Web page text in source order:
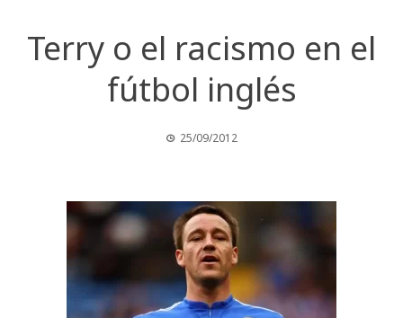
Terry o el racismo en el
fútbol inglés
25/09/2012